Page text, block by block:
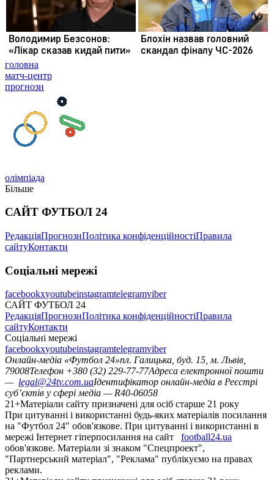
головна
матч-центр
прогнози
олімпіада
Більше
САЙТ ФУТБОЛ 24
РедакціяПрогнозиПолітика конфіденційностіПравила
сайтуКонтакти
Соціальні мережі
facebookxyoutubeinstagramtelegramviber
САЙТ ФУТБОЛ 24
РедакціяПрогнозиПолітика конфіденційностіПравила
сайтуКонтакти
Соціальні мережі
facebookxyoutubeinstagramtelegramviber
Онлайн-медіа «Футбол 24»пл. Галицька, буд. 15, м. Львів,
79008Телефон +380 (32) 229-77-77Адреса електронної пошти
— legal@24tv.com.uaІдентифікатор онлайн-медіа в Реєстрі
суб’єктів у сфері медіа — R40-06058
21+Матеріали сайту призначені для осіб старше 21 року
При цитуванні і використанні будь-яких матеріалів посилання
на "Футбол 24" обов'язкове. При цитуванні і використанні в
мережі Інтернет гіперпосилання на сайт
football24.ua
обов'язкове. Матеріали зі знаком "Спецпроект",
"Партнерський матеріал", "Реклама" публікуємо на правах
реклами.